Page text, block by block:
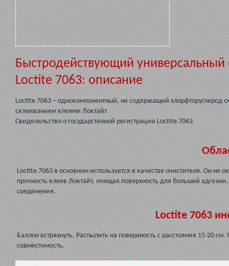
Быстродействующий универсальный
Loctite 7063: описание
Loctite 7063 – однокомпонентный, не содержащий хлорфторуглерод
склеиванием клеями Локтайт
Свиделельство о государстенной регистрации Loctite 7063
Loctite 7063 в основном используется в качестве очистителя. Он не
прочность клеев Локтайт, очищая поверхность для большей
соединения.
Loctite 7063
Баллон встряхнуть. Распылить на поверхность с расстояния 15-20
совместимость.